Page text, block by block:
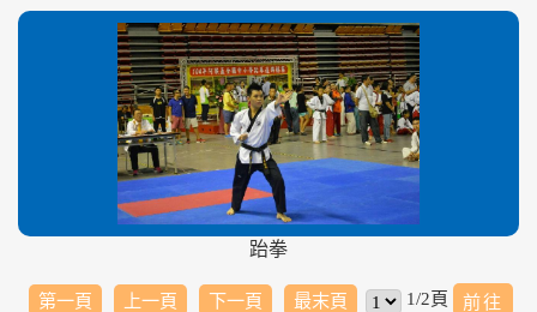
跆拳
第一頁 上一頁 下一頁 最末頁 1/2頁